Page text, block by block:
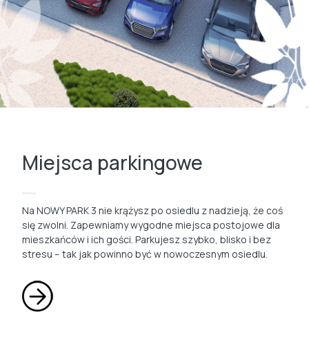
Miejsca parkingowe
Na NOWY PARK 3 nie krążysz po osiedlu z nadzieją, że coś
się zwolni. Zapewniamy wygodne miejsca postojowe dla
mieszkańców i ich gości. Parkujesz szybko, blisko i bez
stresu – tak jak powinno być w nowoczesnym osiedlu.